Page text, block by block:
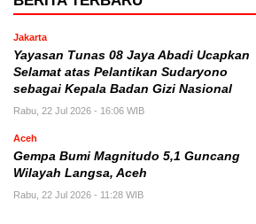
Jakarta
Yayasan Tunas 08 Jaya Abadi Ucapkan
Selamat atas Pelantikan Sudaryono
sebagai Kepala Badan Gizi Nasional
Rabu, 22 Jul 2026 - 16:06 WIB
Aceh
Gempa Bumi Magnitudo 5,1 Guncang
Wilayah Langsa, Aceh
Rabu, 22 Jul 2026 - 11:28 WIB